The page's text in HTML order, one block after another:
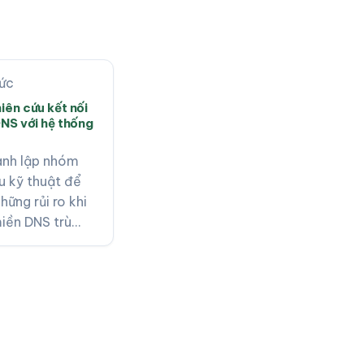
cứu kết nối
với hệ thống
lập nhóm
kỹ thuật để
rủi ro khi
DNS trù…